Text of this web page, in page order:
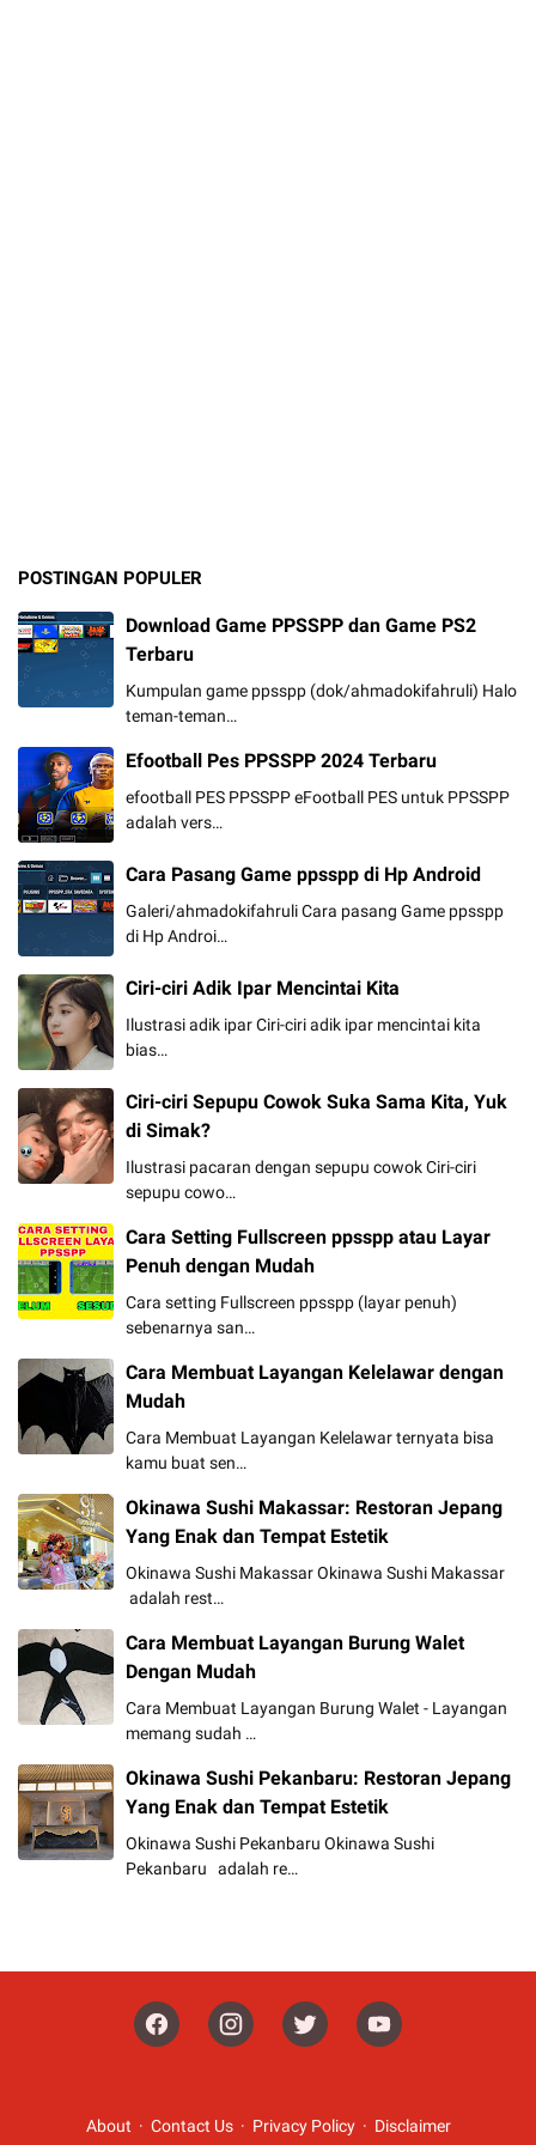
POSTINGAN POPULER
Download Game PPSSPP dan Game PS2
Terbaru
Kumpulan game ppsspp (dok/ahmadokifahruli) Halo
teman-teman…
Efootball Pes PPSSPP 2024 Terbaru
efootball PES PPSSPP eFootball PES untuk PPSSPP
adalah vers…
Cara Pasang Game ppsspp di Hp Android
Galeri/ahmadokifahruli Cara pasang Game ppsspp
di Hp Androi…
Ciri-ciri Adik Ipar Mencintai Kita
Ilustrasi adik ipar Ciri-ciri adik ipar mencintai kita
bias…
Ciri-ciri Sepupu Cowok Suka Sama Kita, Yuk
di Simak?
Ilustrasi pacaran dengan sepupu cowok Ciri-ciri
sepupu cowo…
Cara Setting Fullscreen ppsspp atau Layar
Penuh dengan Mudah
Cara setting Fullscreen ppsspp (layar penuh)
sebenarnya san…
Cara Membuat Layangan Kelelawar dengan
Mudah
Cara Membuat Layangan Kelelawar ternyata bisa
kamu buat sen…
Okinawa Sushi Makassar: Restoran Jepang
Yang Enak dan Tempat Estetik
Okinawa Sushi Makassar Okinawa Sushi Makassar
adalah rest…
Cara Membuat Layangan Burung Walet
Dengan Mudah
Cara Membuat Layangan Burung Walet - Layangan
memang sudah …
Okinawa Sushi Pekanbaru: Restoran Jepang
Yang Enak dan Tempat Estetik
Okinawa Sushi Pekanbaru Okinawa Sushi
Pekanbaru adalah re…
About Contact Us Privacy Policy Disclaimer